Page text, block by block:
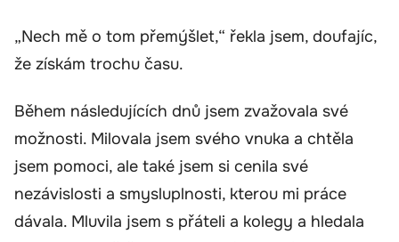
„Nech mě o tom přemýšlet,“ řekla jsem, doufajíc,
že získám trochu času.
Během následujících dnů jsem zvažovala své
možnosti. Milovala jsem svého vnuka a chtěla
jsem pomoci, ale také jsem si cenila své
nezávislosti a smysluplnosti, kterou mi práce
dávala. Mluvila jsem s přáteli a kolegy a hledala